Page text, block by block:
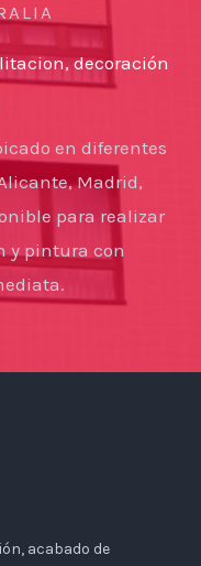
decoración
en diferentes
Madrid,
para realizar
y pintura con
acabado de